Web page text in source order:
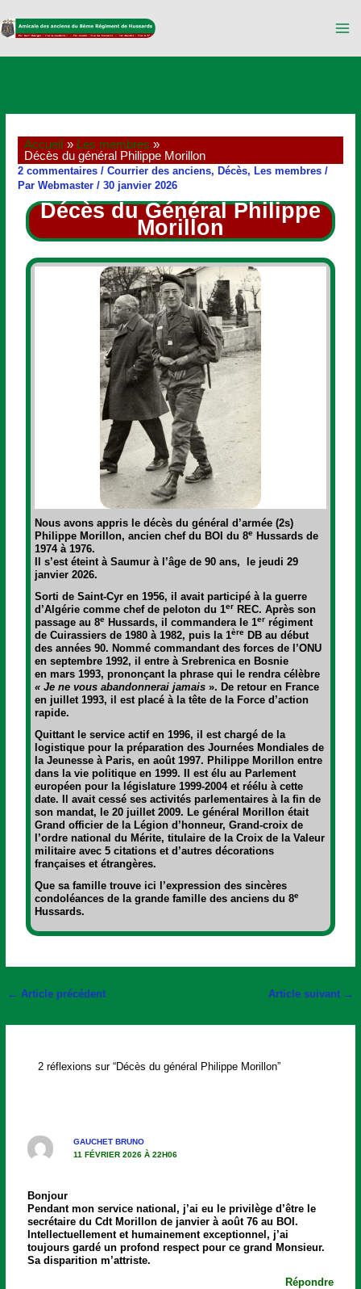
au
contenu
Accueil
Les membres
Décès du général Philippe Morillon
2 commentaires /Courrier des anciens, Décès, Les membres /
ParWebmaster/30 janvier 2026
Décès du Général Philippe
Morillon
Nous avons appris le décès du général d’armée (2s)
Philippe Morillon, ancien chef du BOI du 8e Hussards de
1974 à 1976.
Il s’est éteint à Saumur à l’âge de 90 ans, le jeudi 29
janvier 2026.
Sorti de Saint-Cyr en 1956, il avait participé à la guerre
d’Algérie comme chef de peloton du 1er REC. Après son
passage au 8e Hussards, il commandera le 1er régiment
de Cuirassiers de 1980 à 1982, puis la 1ère DB au début
des années 90. Nommé commandant des forces de l’ONU
en septembre 1992, il entre à Srebrenica en Bosnie
en mars 1993, prononçant la phrase qui le rendra célèbre
« Je ne vous abandonnerai jamais». De retour en France
en juillet 1993, il est placé à la tête de la Force d’action
rapide.
Quittant le service actif en 1996, il est chargé de la
logistique pour la préparation des Journées Mondiales de
la Jeunesse à Paris, en août 1997. Philippe Morillon entre
dans la vie politique en 1999. Il est élu au Parlement
européen pour la législature 1999-2004 et réélu à cette
date. Il avait cessé ses activités parlementaires à la fin de
son mandat, le 20 juillet 2009. Le général Morillon était
Grand officier de la Légion d’honneur, Grand-croix de
l’ordre national du Mérite, titulaire de la Croix de la Valeur
militaire avec 5 citations et d’autres décorations
françaises et étrangères.
Que sa famille trouve ici l’expression des sincères
condoléances de la grande famille des anciens du 8e
Hussards.
← Article précédent Article suivant →
2 réflexions sur “Décès du général Philippe Morillon”
GAUCHET BRUNO
11 FÉVRIER 2026 À 22H06
Bonjour
Pendant mon service national, j’ai eu le privilège d’être le
secrétaire du Cdt Morillon de janvier à août 76 au BOI.
Intellectuellement et humainement exceptionnel, j’ai
toujours gardé un profond respect pour ce grand Monsieur.
Sa disparition m’attriste.
Répondre